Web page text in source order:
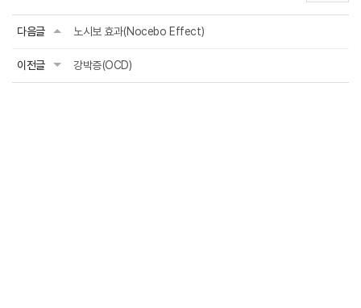
다음글 노시보 효과(Nocebo Effect)
이전글 강박증(OCD)